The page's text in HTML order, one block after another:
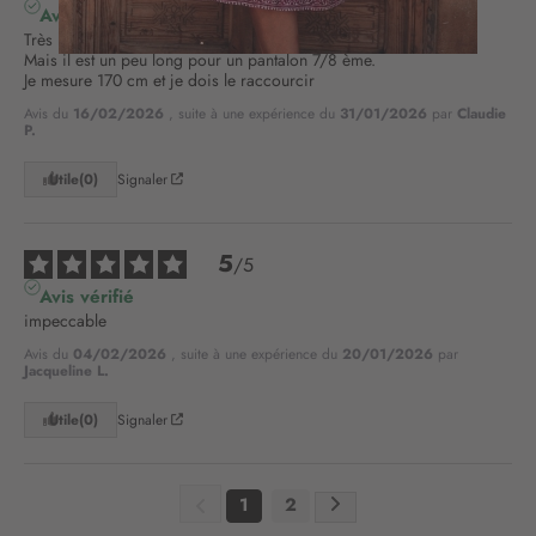
Avis vérifié
Très bonne qualité.Jadore qu'il y ait de vraies poches.
Mais il est un peu long pour un pantalon 7/8 ème.
Je mesure 170 cm et je dois le raccourcir
Avis du 16/02/2026 , suite à une expérience du 31/01/2026 par Claudie
P.
Utile(0) Signaler
5/5
Avis vérifié
impeccable
Avis du 04/02/2026 , suite à une expérience du 20/01/2026 par
Jacqueline L.
Utile(0) Signaler
1 2
o
r
l
t
e
d
’
i
f